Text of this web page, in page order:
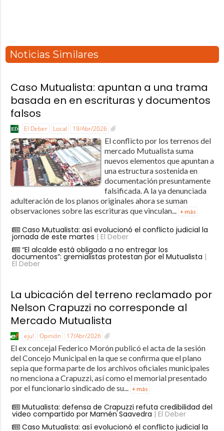
Noticias Similares
Caso Mutualista: apuntan a una trama
basada en en escrituras y documentos
falsos
El Deber Local 19/Abr/2026
El conflicto por los terrenos del
mercado Mutualista suma
nuevos elementos que apuntan a
una estructura sostenida en
documentación presuntamente
falsificada. A la ya denunciada
adulteración de los planos originales ahora se suman
observaciones sobre las escrituras que vinculan... + más
Caso Mutualista: así evolucionó el conflicto judicial la
jornada de este martes | El Deber
“El alcalde está obligado a no entregar los
documentos”: gremialistas protestan por el Mutualista |
El Deber
La ubicación del terreno reclamado por
Nelson Crapuzzi no corresponde al
Mercado Mutualista
eju! Opinión 17/Abr/2026
El ex concejal Federico Morón publicó el acta de la sesión
del Concejo Municipal en la que se confirma que el plano
sepia que forma parte de los archivos oficiales municipales
no menciona a Crapuzzi, así como el memorial presentado
por el funcionario sindicado de su...
+ más
Mutualista: defensa de Crapuzzi refuta credibilidad del
video compartido por Mamén Saavedra | El Deber
Caso Mutualista: así evolucionó el conflicto judicial la